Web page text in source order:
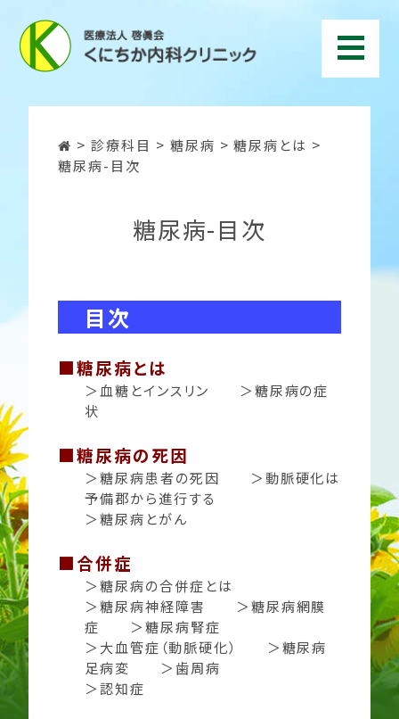
> 診療科目 > 糖尿病 >糖尿病とは >
糖尿病-目次
糖尿病-目次
目次
■糖尿病とは
＞血糖とインスリン
＞糖尿病の症
状
■糖尿病の死因
＞糖尿病患者の死因
＞動脈硬化は
予備郡から進行する
＞糖尿病とがん
■合併症
＞糖尿病の合併症とは
＞糖尿病神経障害
＞糖尿病網膜
症
＞糖尿病腎症
＞大血管症（動脈硬化）
＞糖尿病
足病変
＞歯周病
＞認知症